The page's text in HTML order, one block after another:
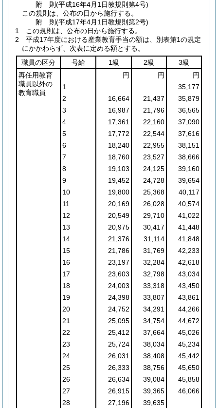
附 則(平成16年4月1日教規則第4号)
この規則は、公布の日から施行する。
附 則(平成17年4月1日教規則第2号)
1
この規則は、公布の日から施行する。
2
平成17年度における産業教育手当の額は、別表第1の規定
にかかわらず、次表に定める額とする。
職員の区分
号給 1級 2級
3級
再任用教育
職員以外の
教育職員
円 円
円
1
35,177
2
16,664 21,437
35,879
3
16,987 21,796
36,565
4
17,361 22,160
37,090
5
17,772 22,544
37,616
6
18,240 22,955
38,151
7
18,760 23,527
38,666
8
19,103 24,125
39,160
9
19,452 24,728
39,654
10
19,800 25,368
40,117
11
20,169 26,028
40,574
12
20,549 29,710
41,022
13
20,975 30,417
41,448
14
21,376 31,114
41,848
15
21,786 31,769
42,233
16
23,197 32,284
42,618
17
23,603 32,798
43,034
18
24,003 33,318
43,450
19
24,398 33,807
43,861
20
24,752 34,291
44,266
21
25,095 34,754
44,672
22
25,412 37,664
45,026
23
25,724 38,034
45,234
24
26,031 38,408
45,442
25
26,333 38,756
45,650
26
26,634 39,084
45,858
27
26,915 39,365
46,066
28
27,196
39,635